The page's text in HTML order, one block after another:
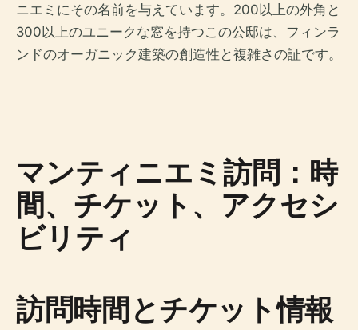
ニエミにその名前を与えています。200以上の外角と
300以上のユニークな窓を持つこの公邸は、フィンラ
ンドのオーガニック建築の創造性と複雑さの証です。
マンティニエミ訪問：時
間、チケット、アクセシ
ビリティ
訪問時間とチケット情報